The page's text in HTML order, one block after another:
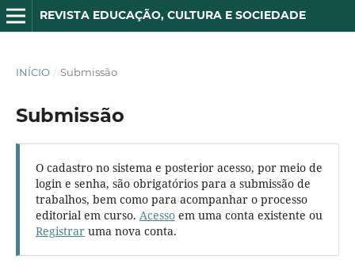
REVISTA EDUCAÇÃO, CULTURA E SOCIEDADE
INÍCIO / Submissão
Submissão
O cadastro no sistema e posterior acesso, por meio de
login e senha, são obrigatórios para a submissão de
trabalhos, bem como para acompanhar o processo
editorial em curso. Acessoem uma conta existente ou
Registraruma nova conta.